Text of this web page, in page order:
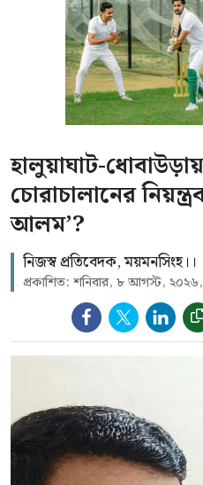
হালুয়াঘাট-
চোরাচালানের
আলম’?
নিজস্ব প্রতিবেদক, ময়মনসিংহ।।
প্রকাশিত: শনিবার, ৮ আগস্ট,